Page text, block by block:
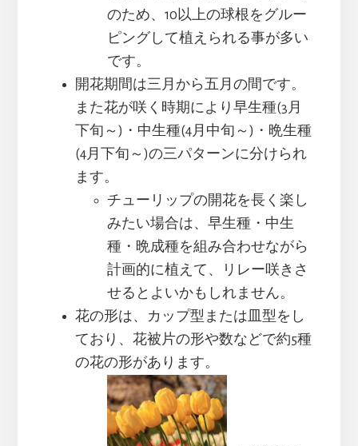
のため、10以上の球根をグルー
ピングして植えられる事が多い
です。
開花期間は三月から五月の間です。
また花が咲く時期により早生種(3月
下旬～)・中生種(4月中旬～)・晩生種
(4月下旬～)の三パターンに分けられ
ます。
チューリップの開花を長く楽し
みたい場合は、早生種・中生
種・晩成種を組み合わせながら
計画的に植えて、リレー咲きさ
せるとよいかもしれません。
花の形は、カップ型または皿型をし
ており、花被片の形や数などで約5種
の花の形があります。